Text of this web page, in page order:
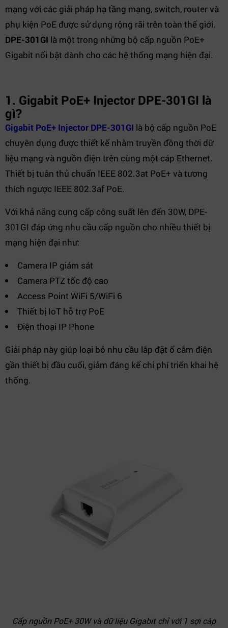
mạng với các giải pháp hạ tầng mạng, switch, router và
phụ kiện PoE được sử dụng rộng rãi trên toàn thế giới.
DPE-301GI là một trong những bộ cấp nguồn PoE+
Gigabit nổi bật dành cho các hệ thống mạng hiện đại.
1. Gigabit PoE+ Injector DPE-301GI là
gì?
Gigabit PoE+ Injector DPE-301GI là bộ cấp nguồn PoE
chuyên dụng được thiết kế nhằm truyền đồng thời dữ
liệu mạng và nguồn điện trên cùng một cáp Ethernet.
Thiết bị tuân thủ chuẩn IEEE 802.3at PoE+ và tương
thích ngược IEEE 802.3af PoE.
Với khả năng cung cấp công suất lên đến 30W, DPE-
301GI đáp ứng nhu cầu cấp nguồn cho nhiều thiết bị
mạng hiện đại như:
Camera IP giám sát
Camera PTZ tốc độ cao
Access Point WiFi 5/WiFi 6
Thiết bị IoT hỗ trợ PoE
Điện thoại IP Phone
Giải pháp này giúp loại bỏ nhu cầu lắp đặt ổ cắm điện
gần thiết bị đầu cuối, giảm đáng kể chi phí triển khai hệ
thống.
Cấp nguồn PoE+ 30W và dữ liệu Gigabit chỉ với 1 sợi cáp